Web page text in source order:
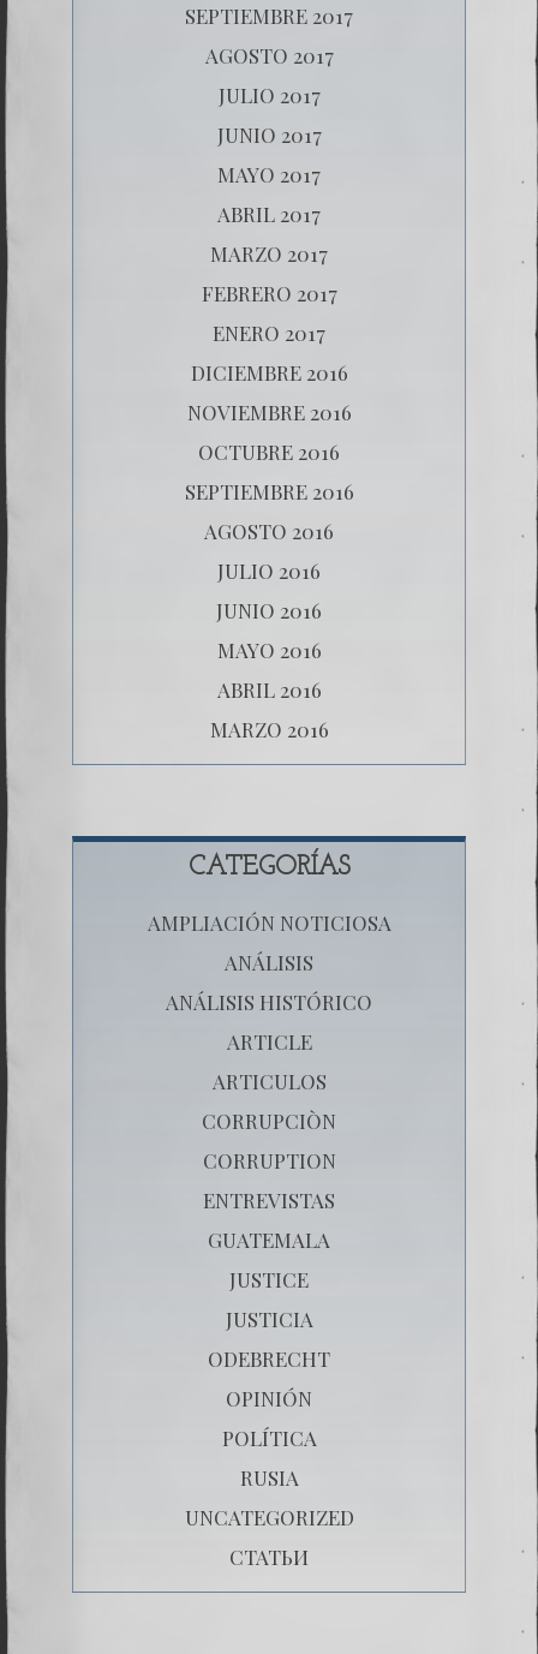
SEPTIEMBRE 2017
AGOSTO 2017
JULIO 2017
JUNIO 2017
MAYO 2017
ABRIL 2017
MARZO 2017
FEBRERO 2017
ENERO 2017
DICIEMBRE 2016
NOVIEMBRE 2016
OCTUBRE 2016
SEPTIEMBRE 2016
AGOSTO 2016
JULIO 2016
JUNIO 2016
MAYO 2016
ABRIL 2016
MARZO 2016
CATEGORÍAS
AMPLIACIÓN NOTICIOSA
ANÁLISIS
ANÁLISIS HISTÓRICO
ARTICLE
ARTICULOS
CORRUPCIÒN
CORRUPTION
ENTREVISTAS
GUATEMALA
JUSTICE
JUSTICIA
ODEBRECHT
OPINIÓN
POLÍTICA
RUSIA
UNCATEGORIZED
СТАТЬИ